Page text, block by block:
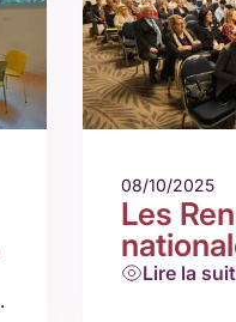
08/10/2025
Les
– Le
Lire la